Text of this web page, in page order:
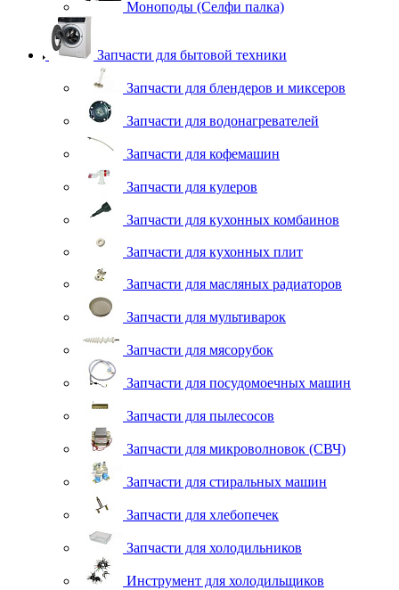
Моноподы (Селфи палка)
Запчасти для бытовой техники
Запчасти для блендеров и миксеров
Запчасти для водонагревателей
Запчасти для кофемашин
Запчасти для кулеров
Запчасти для кухонных комбаинов
Запчасти для кухонных плит
Запчасти для масляных радиаторов
Запчасти для мультиварок
Запчасти для мясорубок
Запчасти для посудомоечных машин
Запчасти для пылесосов
Запчасти для микроволновок (СВЧ)
Запчасти для стиральных машин
Запчасти для хлебопечек
Запчасти для холодильников
Инструмент для холодильщиков